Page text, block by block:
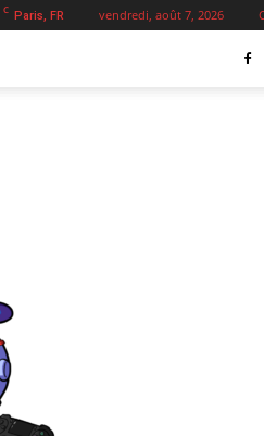
C Paris, FR vendredi, août 7, 2026